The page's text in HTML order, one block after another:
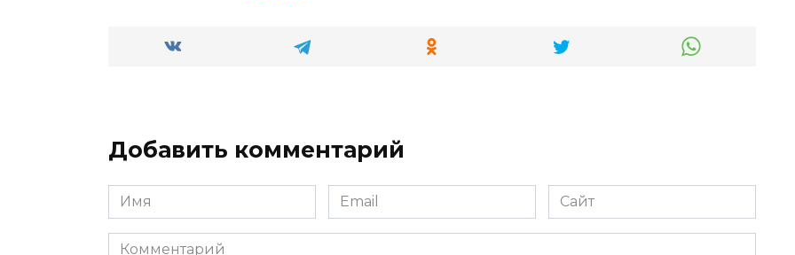
Добавить комментарий
Имя
*
Email
*
Сайт
Комментарий